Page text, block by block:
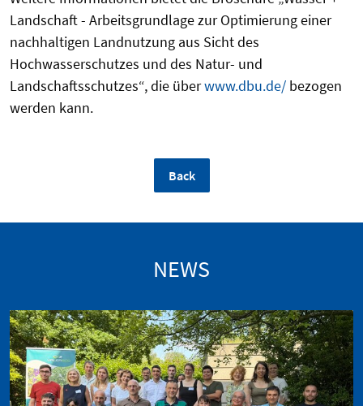
Landschaft - Arbeitsgrundlage zur Optimierung einer
nachhaltigen Landnutzung aus Sicht des
Hochwasserschutzes und des Natur- und
Landschaftsschutzes“, die überwww.dbu.de/ bezogen
werden kann.
Back
NEWS